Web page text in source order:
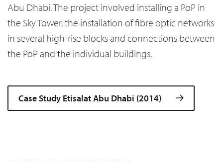
Abu Dhabi. The project involved installing a PoP in
the Sky Tower, the installation of fibre optic networks
in several high-rise blocks and connections between
the PoP and the individual buildings.
Case Study Etisalat Abu Dhabi (2014)